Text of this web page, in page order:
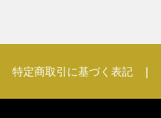
特定商取引に基づく表記